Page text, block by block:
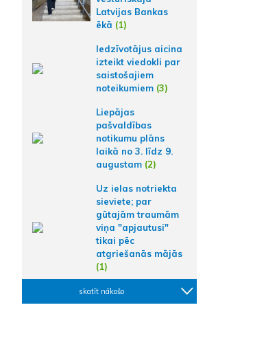
Latvijas Bankas
ēkā (1)
Iedzīvotājus aicina
izteikt viedokli par
saistošajiem
noteikumiem (3)
Liepājas
pašvaldības
notikumu plāns
laikā no 3. līdz 9.
augustam (2)
Uz ielas notriekta
sieviete; par
gūtajām traumām
viņa "apjautusi"
tikai pēc
atgriešanās mājās
(1)
skatīt nākošo